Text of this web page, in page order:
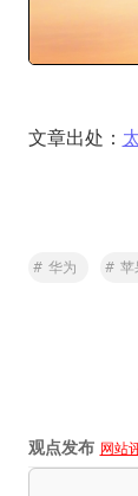
文章出处：
# 华为 # 苹
观点发布 网站